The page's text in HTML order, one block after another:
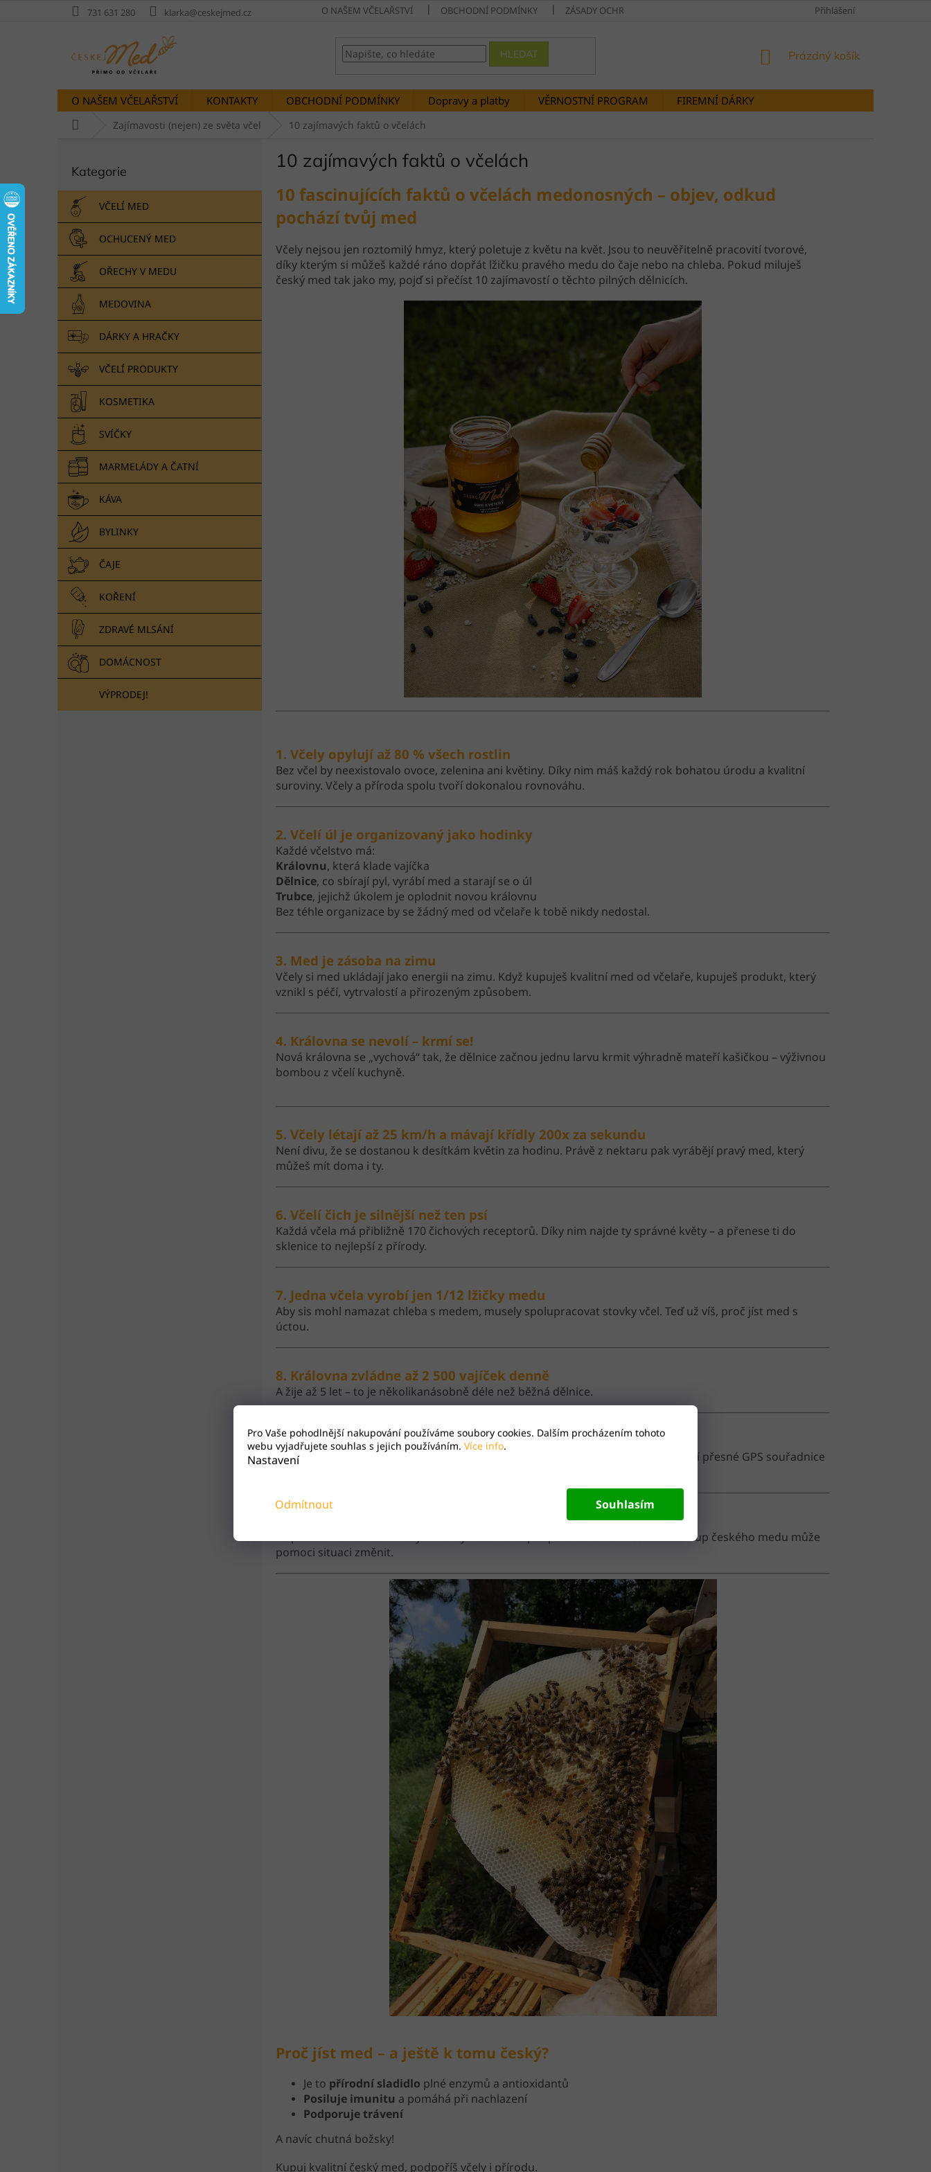
Pro Vaše pohodlnější nakupování používáme soubory cookies. Dalším procházením tohoto
webu vyjadřujete souhlas s jejich používáním. Více info.
Nastavení
Odmítnout Souhlasím
731 631 280 klarka@ceskejmed.cz O NAŠEM VČELAŘSTVÍ OBCHODNÍ PODMÍNKY ZÁSADY OCHRANY OSOBNÍCH ÚDAJŮ DOPRAVY A PLATBYPřihlášení
HLEDAT
NÁKUPNÍ
Prázdný košík
O NAŠEM VČELAŘSTVÍ KONTAKTY OBCHODNÍ PODMÍNKY Dopravy a platby VĚRNOSTNÍ PROGRAM FIREMNÍ DÁRKY
Zajímavosti (nejen) ze světa včel 10 zajímavých faktů o včelách
t
a
n
p
kategorie
Kategorie
VČELÍ MED
OCHUCENÝ MED
OŘECHY V MEDU
MEDOVINA
DÁRKY A HRAČKY
VČELÍ PRODUKTY
KOSMETIKA
SVÍČKY
MARMELÁDY A ČATNÍ
KÁVA
BYLINKY
ČAJE
KOŘENÍ
ZDRAVÉ MLSÁNÍ
DOMÁCNOST
VÝPRODEJ!
10 zajímavých faktů o včelách
10 fascinujících faktů o včelách medonosných – objev, odkud
pochází tvůj med
Včely nejsou jen roztomilý hmyz, který poletuje z květu na květ. Jsou to neuvěřitelně pracovití tvorové,
díky kterým si můžeš každé ráno dopřát lžičku pravého medu do čaje nebo na chleba. Pokud miluješ
český med tak jako my, pojď si přečíst 10 zajímavostí o těchto pilných dělnicích.
1. Včely opylují až 80 % všech rostlin
Bez včel by neexistovalo ovoce, zelenina ani květiny. Díky nim máš každý rok bohatou úrodu a kvalitní
suroviny. Včely a příroda spolu tvoří dokonalou rovnováhu.
2. Včelí úl je organizovaný jako hodinky
Každé včelstvo má:
Královnu, která klade vajíčka
Dělnice, co sbírají pyl, vyrábí med a starají se o úl
Trubce, jejichž úkolem je oplodnit novou královnu
Bez téhle organizace by se žádný med od včelaře k tobě nikdy nedostal.
3. Med je zásoba na zimu
Včely si med ukládají jako energii na zimu. Když kupuješ kvalitní med od včelaře, kupuješ produkt, který
vznikl s péčí, vytrvalostí a přirozeným způsobem.
4. Královna se nevolí – krmí se!
Nová královna se „vychová“ tak, že dělnice začnou jednu larvu krmit výhradně mateří kašičkou – výživnou
bombou z včelí kuchyně.
5. Včely létají až 25 km/h a mávají křídly 200x za sekundu
Není divu, že se dostanou k desítkám květin za hodinu. Právě z nektaru pak vyrábějí pravý med, který
můžeš mít doma i ty.
6. Včelí čich je silnější než ten psí
Každá včela má přibližně 170 čichových receptorů. Díky nim najde ty správné květy – a přenese ti do
sklenice to nejlepší z přírody.
7. Jedna včela vyrobí jen 1/12 lžičky medu
Aby sis mohl namazat chleba s medem, musely spolupracovat stovky včel. Teď už víš, proč jíst med s
úctou.
8. Královna zvládne až 2 500 vajíček denně
A žije až 5 let – to je několikanásobně déle než běžná dělnice.
9. Taneček jako navigace
Včely si ukazují směr k potravě tancem. Pomocí „osmičkového pohybu“ předávají přesné GPS souřadnice
Za posledních 15 let zmizely miliardy včel. Právě podpora lokálních včelařů a nákup českého medu může
pomoci situaci změnit.
Proč jíst med – a ještě k tomu český?
Je to přírodní sladidlo plné enzymů a antioxidantů
Posiluje imunitu a pomáhá při nachlazení
Podporuje trávení
A navíc chutná božsky!
Kupuj kvalitní český med, podpoříš včely i přírodu.